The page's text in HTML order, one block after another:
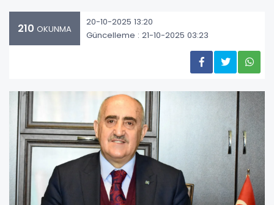
210 OKUNMA
20-10-2025 13:20
Güncelleme : 21-10-2025 03:23